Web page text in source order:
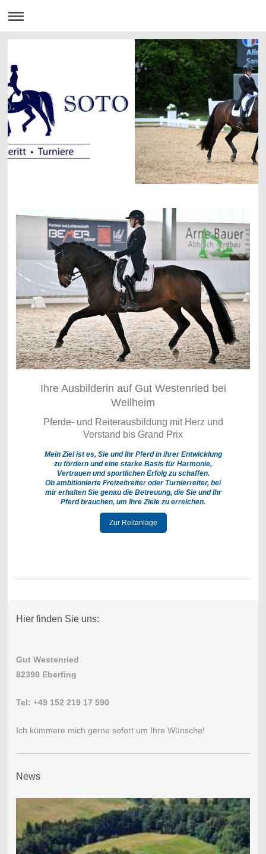
Ihre Ausbilderin auf Gut Westenried bei
Weilheim
Pferde- und Reiterausbildung mit Herz und
Verstand bis Grand Prix
Mein Ziel ist es, Sie und Ihr Pferd in ihrer Entwicklung
zu fördern und eine starke Basis für Harmonie,
Vertrauen und sportlichen Erfolg zu schaffen.
Ob ambitionierte Freizeitreiter oder Turnierreiter, bei
mir erhalten Sie genau die Betreuung, die Sie und Ihr
Pferd brauchen, um Ihre Ziele zu erreichen.
Zur Reitanlage
Hier finden Sie uns:
Gut Westenried
82390 Eberfing
Tel: +49 152 219 17 590
Ich kümmere mich gerne sofort um Ihre Wünsche!
News